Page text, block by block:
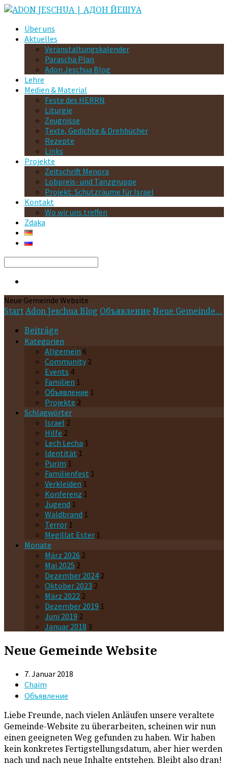
Über uns
Aktuelles
Veranstaltungskalender
Parascha Plan
Adon Jeschua Blog
Lehre
Medien & Material
Feste des HERRN
Liturgie
Zeugnisse
Texte, Gedichte & Drehbücher
Rezepte
Links
Projekte
Zeitschrift Menora
Lobpreis- und Tanzgruppe
Projekt: Schutzräume für Israel
Kontakt
Wo wir uns treffen
Zdaka
Search
Neue Gemeinde Website
StartAdon Jeschua Blog Oбъявление Neue Gemeinde…
Beiträge
Kategorien
Allgemein 6
Community 2
Events 4
Familien 1
Oбъявление 1
Projekte 2
Schlagwörter
Israel 2
Hilfe 2
Lech Lecha 1
Identität 1
Purim 1
Familienfest 1
Verkleiden 1
Konferenz 1
Jugend 1
Waldbrand 1
Terror 1
Megillat Ester 1
Monate
März 2026 2
Mai 2025 2
Dezember 2024 2
Oktober 2023 2
März 2022 2
Dezember 2019 1
Juni 2019 2
Januar 2018 3
Neue Gemeinde Website
7. Januar 2018
Chaim
Oбъявление
Liebe Freunde, nach vielen Anläufen unsere veraltete
Gemeinde-Website zu überarbeiten, scheinen wir nun
einen geeigneten Weg gefunden zu haben. Wir haben
kein konkretes Fertigstellungsdatum, aber hier werden
nach und nach neue Inhalte entstehen. Bleibt also dran!